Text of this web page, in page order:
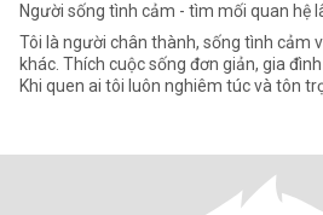
Người sống tình cảm - tìm mối quan hệ
Tôi là người chân thành, sống tình cảm
khác. Thích cuộc sống đơn giản, gia
Khi quen ai tôi luôn nghiêm túc và tôn